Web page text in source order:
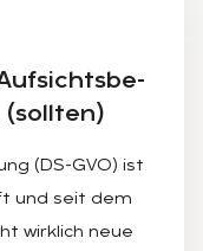
Auf­sichts­be­
(soll­ten)
(DS-GVO) ist
und seit dem
wirklich neue